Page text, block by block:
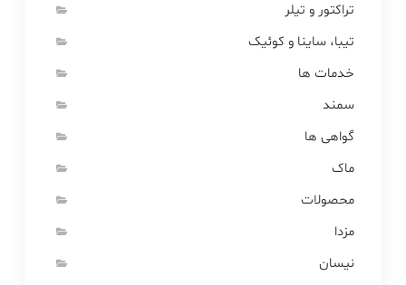
تراکتور و تیلر
تیبا، ساینا و کوئیک
خدمات ها
سمند
گواهی ها
ماک
محصولات
مزدا
نیسان